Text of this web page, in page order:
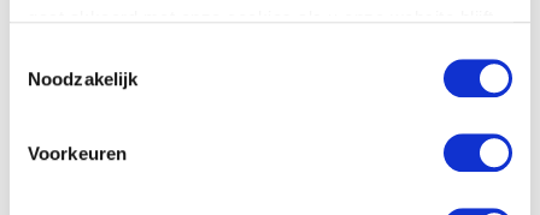
Noodzakelijk
Voorkeuren